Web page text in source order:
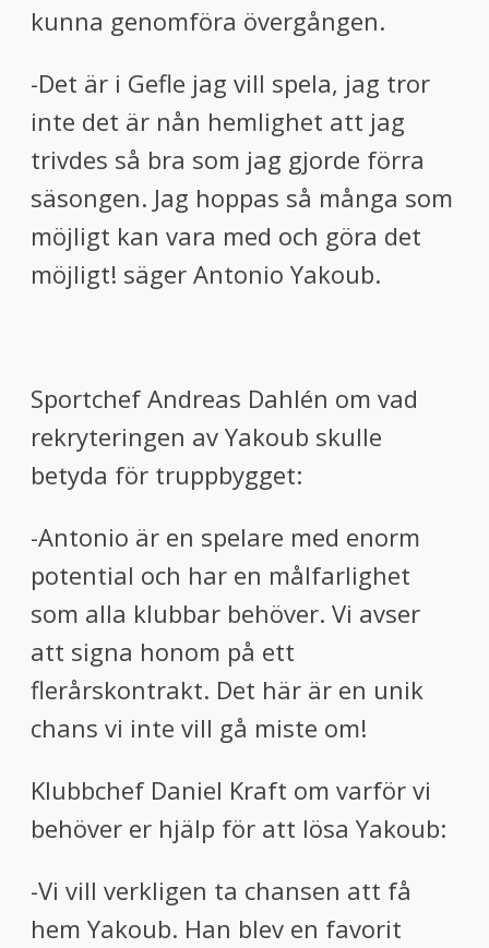
kunna genomföra övergången.
-Det är i Gefle jag vill spela, jag tror
inte det är nån hemlighet att jag
trivdes så bra som jag gjorde förra
säsongen. Jag hoppas så många som
möjligt kan vara med och göra det
möjligt! säger Antonio Yakoub.
Sportchef Andreas Dahlén om vad
rekryteringen av Yakoub skulle
betyda för truppbygget:
-Antonio är en spelare med enorm
potential och har en målfarlighet
som alla klubbar behöver. Vi avser
att signa honom på ett
flerårskontrakt. Det här är en unik
chans vi inte vill gå miste om!
Klubbchef Daniel Kraft om varför vi
behöver er hjälp för att lösa Yakoub:
-Vi vill verkligen ta chansen att få
hem Yakoub. Han blev en favorit